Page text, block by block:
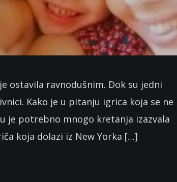
ostavila ravnodušnim. Dok su jedni
Kako je u pitanju igrica koja se ne
je potrebno mnogo kretanja izazvala
koja dolazi iz New Yorka […]